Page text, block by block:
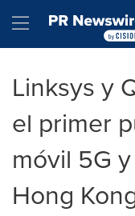
Hamburger
Linksys y
el primer
móvil 5G
Hong